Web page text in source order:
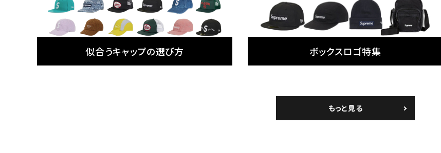
シーズンから探す 価格から探す 人気ワード
似合うキャップの選び方 ボックスロゴ特集
もっと見る